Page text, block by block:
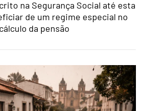
na Segurança Social até esta
de um regime especial no
cálculo da pensão